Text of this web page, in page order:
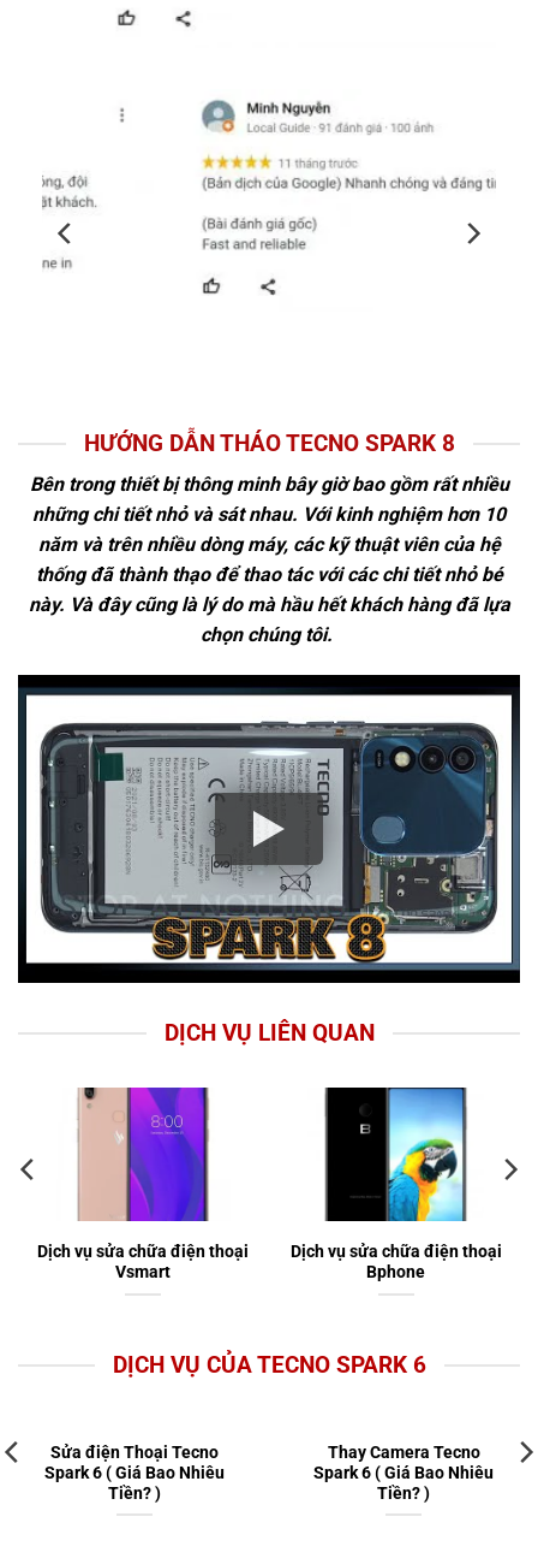
HƯỚNG DẪN THÁO TECNO SPARK 8
Bên trong thiết bị thông minh bây giờ bao gồm rất nhiều
những chi tiết nhỏ và sát nhau. Với kinh nghiệm hơn 10
năm và trên nhiều dòng máy, các kỹ thuật viên của hệ
thống đã thành thạo để thao tác với các chi tiết nhỏ bé
này. Và đây cũng là lý do mà hầu hết khách hàng đã lựa
chọn chúng tôi.
DỊCH VỤ LIÊN QUAN
Dịch vụ sửa chữa điện thoại
Vsmart
Dịch vụ sửa chữa điện thoại
Bphone
DỊCH VỤ CỦA TECNO SPARK 6
Sửa điện Thoại Tecno
Spark 6 ( Giá Bao Nhiêu
Tiền? )
Thay Camera Tecno
Spark 6 ( Giá Bao Nhiêu
Tiền? )